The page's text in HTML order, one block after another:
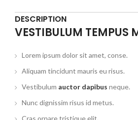
DESCRIPTION
VESTIBULUM TEMPUS
Lorem ipsum dolor sit amet, conse.
Aliquam tincidunt mauris eu risus.
Vestibulum auctor dapibus neque.
Nunc dignissim risus id metus.
Cras ornare tristique elit.